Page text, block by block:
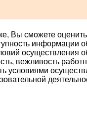
Вы сможете
информации
осуществления
вежливость
условиями